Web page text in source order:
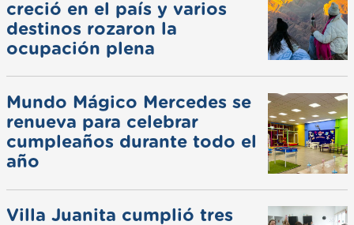
creció en el país y varios
destinos rozaron la
ocupación plena
Mundo Mágico Mercedes se
renueva para celebrar
cumpleaños durante todo el
año
Villa Juanita cumplió tres